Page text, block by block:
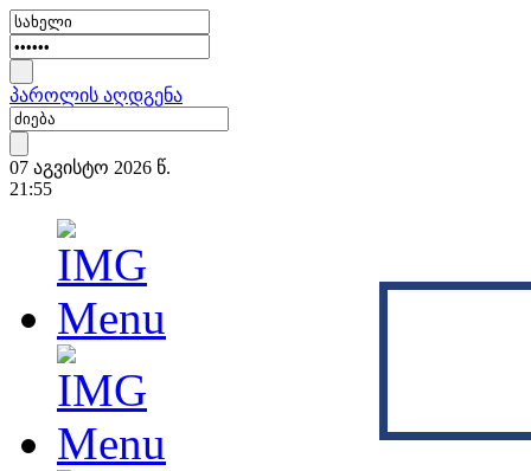
პაროლის აღდგენა
07 აგვისტო 2026 წ.
21:55